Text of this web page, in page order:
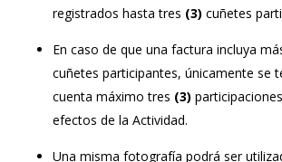
registrados hasta tres (3) cuñetes
En caso de que una factura incluya
cuñetes participantes, únicamente se
cuenta máximo tres (3)
efectos de la Actividad.
Una misma fotografía podrá ser